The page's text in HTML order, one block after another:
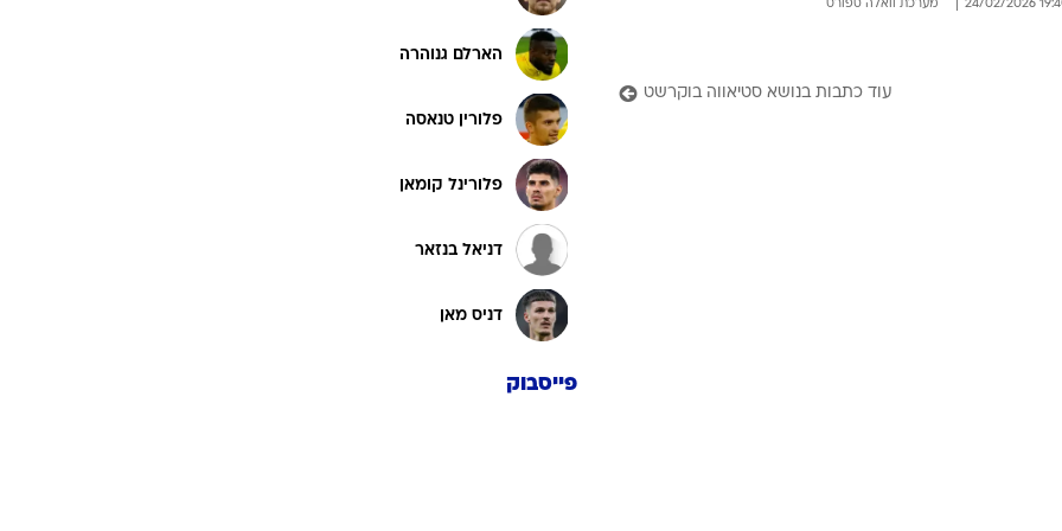
19:40 24/ מערכת וואלה ספורט
עוד כתבות בנושא סטיאווה בוקרשט
הארלם גנוהרה
פלורין טנאסה
פלורינל קומאן
דניאל בנזאר
דניס מאן
פייסבוק